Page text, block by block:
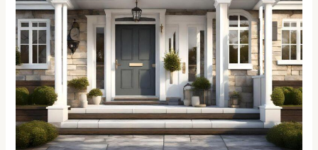
ersten
Eindrücke:
Gestaltungselemente
für
das
eigene
Haus